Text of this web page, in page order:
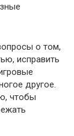
о том,
исправить
другое.
чтобы